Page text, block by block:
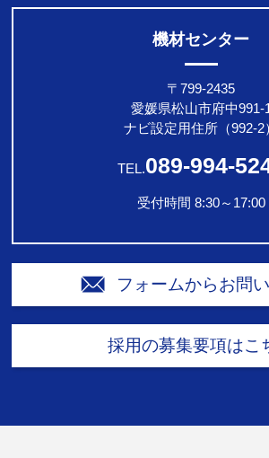
機材センター
〒799-2435
愛媛県松山市府中991-
ナビ設定用住所（992-2
TEL.089-994-
受付時間 8:30～17:00
フォームからお問
採用の募集要項はこ